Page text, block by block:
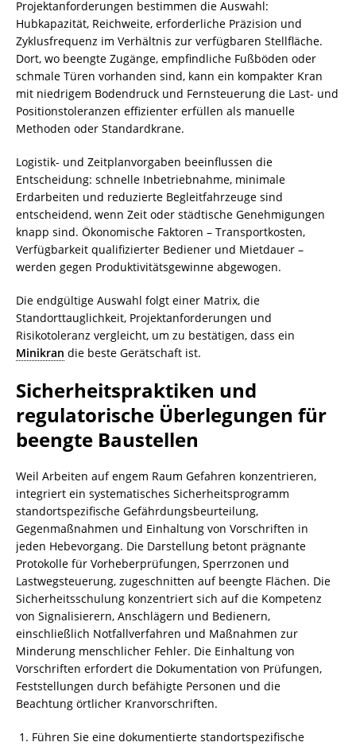
Projektanforderungen bestimmen die Auswahl:
Hubkapazität, Reichweite, erforderliche Präzision und
Zyklusfrequenz im Verhältnis zur verfügbaren Stellfläche.
Dort, wo beengte Zugänge, empfindliche Fußböden oder
schmale Türen vorhanden sind, kann ein kompakter Kran
mit niedrigem Bodendruck und Fernsteuerung die Last- und
Positionstoleranzen effizienter erfüllen als manuelle
Methoden oder Standardkrane.
Logistik- und Zeitplanvorgaben beeinflussen die
Entscheidung: schnelle Inbetriebnahme, minimale
Erdarbeiten und reduzierte Begleitfahrzeuge sind
entscheidend, wenn Zeit oder städtische Genehmigungen
knapp sind. Ökonomische Faktoren – Transportkosten,
Verfügbarkeit qualifizierter Bediener und Mietdauer –
werden gegen Produktivitätsgewinne abgewogen.
Die endgültige Auswahl folgt einer Matrix, die
Standorttauglichkeit, Projektanforderungen und
Risikotoleranz vergleicht, um zu bestätigen, dass ein
Minikran die beste Gerätschaft ist.
Sicherheitspraktiken und
regulatorische Überlegungen für
beengte Baustellen
Weil Arbeiten auf engem Raum Gefahren konzentrieren,
integriert ein systematisches Sicherheitsprogramm
standortspezifische Gefährdungsbeurteilung,
Gegenmaßnahmen und Einhaltung von Vorschriften in
jeden Hebevorgang. Die Darstellung betont prägnante
Protokolle für Vorheberprüfungen, Sperrzonen und
Lastwegsteuerung, zugeschnitten auf beengte Flächen. Die
Sicherheitsschulung konzentriert sich auf die Kompetenz
von Signalisierern, Anschlägern und Bedienern,
einschließlich Notfallverfahren und Maßnahmen zur
Minderung menschlicher Fehler. Die Einhaltung von
Vorschriften erfordert die Dokumentation von Prüfungen,
Feststellungen durch befähigte Personen und die
Beachtung örtlicher Kranvorschriften.
Führen Sie eine dokumentierte standortspezifische